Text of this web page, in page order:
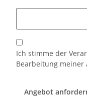
Ich stimme der
Bearbeitung meiner
Angebot